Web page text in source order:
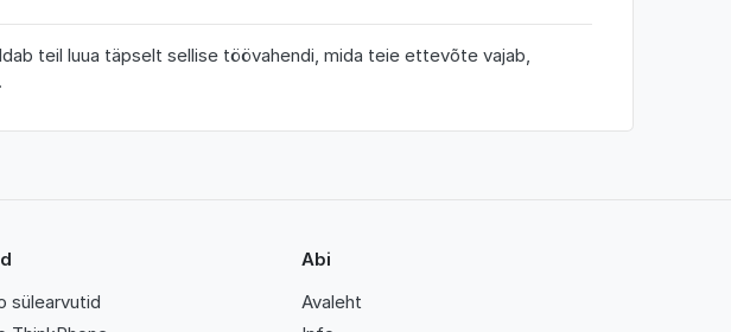
teil luua täpselt sellise töövahendi, mida teie ettevõte vajab,
sülearvutid
Abi
Avaleht